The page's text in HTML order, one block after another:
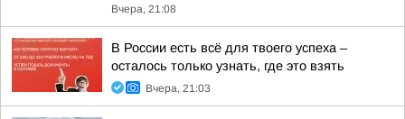
Вчера, 21:08
В России есть всё для твоего успеха –
осталось только узнать, где это взять
Вчера, 21:03